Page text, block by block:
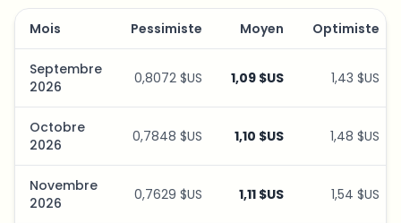
Mois Pessimiste Moyen Optimiste
Septembre
2026
0,8072 $US 1,09 $US 1,43 $US
Octobre
2026
0,7848 $US 1,10 $US 1,48 $US
Novembre
2026
0,7629 $US 1,11 $US 1,54 $US